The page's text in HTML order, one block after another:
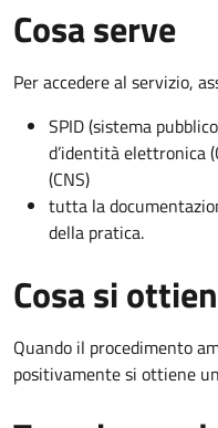
Cosa serve
Per accedere al servizio,
SPID (sistema
d’identità elettronica
(CNS)
tutta la
della pratica.
Cosa si
Quando il procedimento
positivamente si ottiene